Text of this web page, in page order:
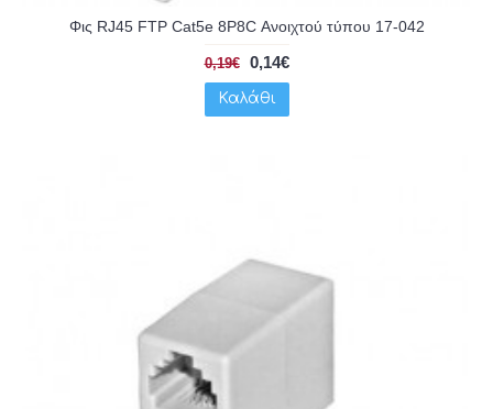
Φις RJ45 FTP Cat5e 8P8C Ανοιχτού τύπου 17-042
0,19€ 0,14€
Καλάθι